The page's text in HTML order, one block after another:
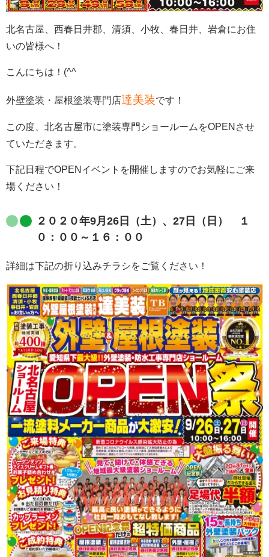
北名古屋、西春日井郡、清須、小牧、春日井、岩倉にお住
いの皆様へ！
こんにちは！(^^
外壁塗装・屋根塗装専門店達美装です！
この度、北名古屋市に塗装専門ショールームをOPENさせ
ていただきます。
下記日程でOPENイベントを開催しますのでお気軽にご来
場ください！
２０２０年9月26日（土）、27日（日） １
０：００～１６：００
詳細は下記の折り込みチラシをご覧ください！